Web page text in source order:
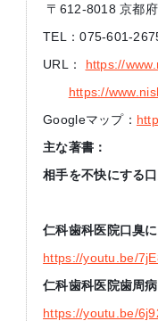
〒612-8018 京都
TEL：075-601-
URL： https://
https://
Googleマップ：
主な著書：
相手を不快にする
仁科歯科医院口臭
https://youtu.be/
仁科歯科医院歯周
https://youtu.be/